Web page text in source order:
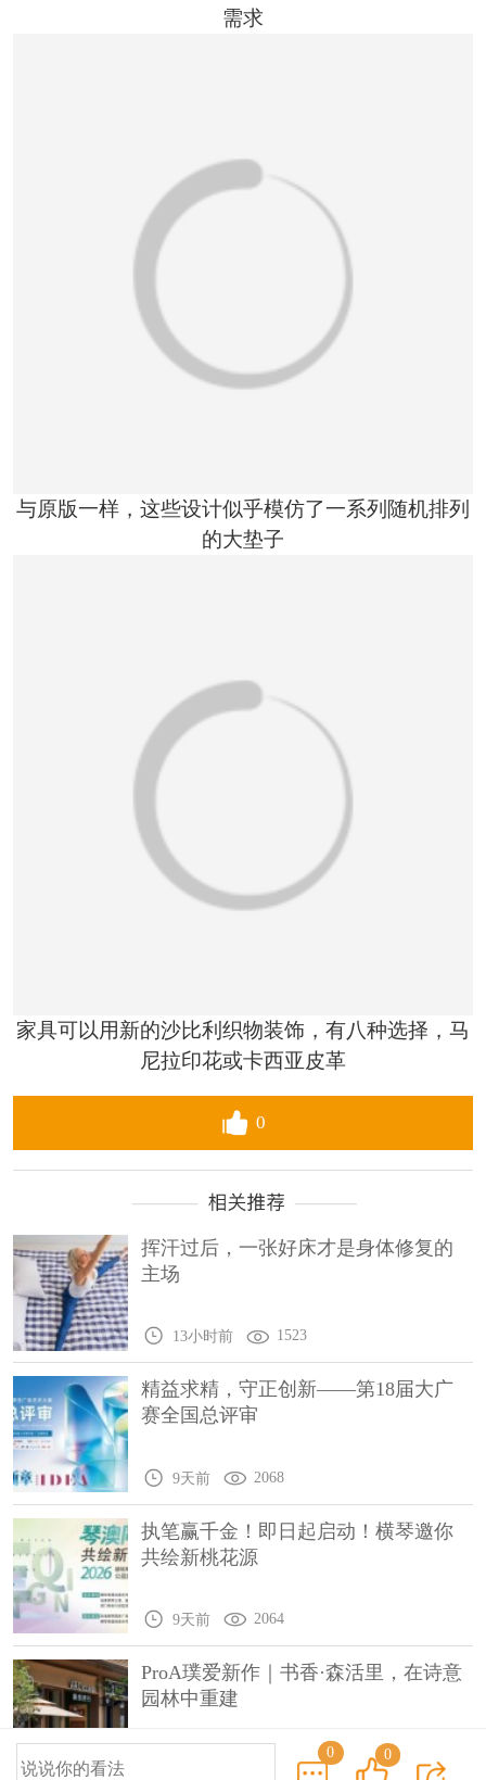
需求
与原版一样，这些设计似乎模仿了一系列随机排列
的大垫子
家具可以用新的沙比利织物装饰，有八种选择，马
尼拉印花或卡西亚皮革
0
挥汗过后，一张好床才是身体修复的
主场
13小时前 1523
精益求精，守正创新——第18届大广
赛全国总评审
9天前 2068
执笔赢千金！即日起启动！横琴邀你
共绘新桃花源
9天前 2064
ProA璞爱新作｜书香·森活里，在诗意
园林中重建
0 0